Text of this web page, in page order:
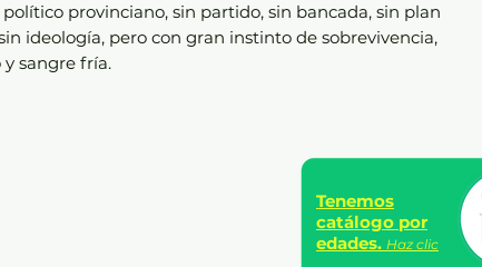
provinciano, sin partido, sin bancada, sin plan
ideología, pero con gran instinto de sobrevivencia,
sangre fría.
Tenemos
catálogo por
edades. Haz clic